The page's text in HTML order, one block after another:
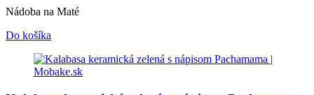
Nádoba na Maté
Do košíka